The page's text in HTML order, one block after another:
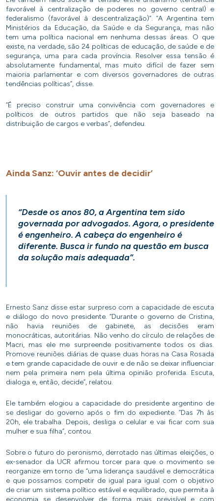
favorável à centralização de poderes no governo central) e
federalismo (favorável à descentralização)”. “A Argentina tem
Ministérios da Educação, da Saúde e da Segurança, mas não
tem uma política nacional em nenhuma dessas áreas. O que
existe, na verdade, são 24 políticas de educação, de saúde e de
segurança, uma para cada província. Resolver essa tensão é
absolutamente fundamental, mas muito difícil de fazer sem
maioria parlamentar e com diversos governadores de outras
tendências políticas”, disse.
“É preciso construir uma convivência com governadores e
políticos de outros partidos que não seja baseado na
distribuição de cargos e verbas”, defendeu.
Ainda Sanz: ‘Ouvir antes de decidir’
“Desde os anos 80, a Argentina tem sido
governada por advogados. Agora, o presidente
é engenheiro. A cabeça do engenheiro é
diferente. Busca ir fundo na questão em busca
da solução mais adequada”.
Ernesto Sanz disse estar surpreso com a capacidade de escuta
e diálogo do novo presidente. “Durante o governo de Cristina,
não havia reuniões de gabinete, as decisões eram
monocráticas, autoritárias. Não venho do círculo de relações de
Macri, mas ele me surpreende positivamente todos os dias.
Promove reuniões diárias de quase duas horas na Casa Rosada
e tem grande capacidade de ouvir e de não se deixar influenciar
nem pela primeira nem pela última opinião proferida. Escuta,
dialoga e, então, decide”, relatou.
Ele também elogiou a capacidade do presidente argentino de
se desligar do governo após o fim do expediente. “Das 7h às
20h, ele trabalha. Depois, desliga o celular e vai ficar com sua
mulher e sua filha”, contou.
Sobre o futuro do peronismo, derrotado nas últimas eleições, o
ex-senador da UCR afirmou torcer para que o movimento se
reorganize em torno de “uma liderança saudável e democrática
e que possamos competir de igual para igual com o objetivo
de criar um sistema político estável e equilibrado, que permita à